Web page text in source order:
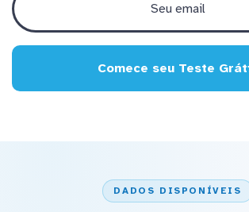
Comece seu Teste
DADOS DISPONÍVEIS